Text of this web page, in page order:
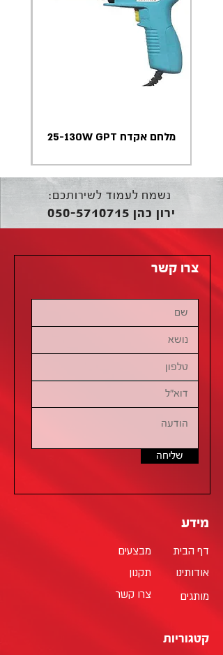
מלחם אקדח 25-130W GPT
נשמח לעמוד לשירותכם:
ירון כהן 050-5710715
צרו קשר
שליחה
מידע
מבצעים
תקנון
צרו קשר
דף הבית
אודותינו
מותגים
קטגוריות